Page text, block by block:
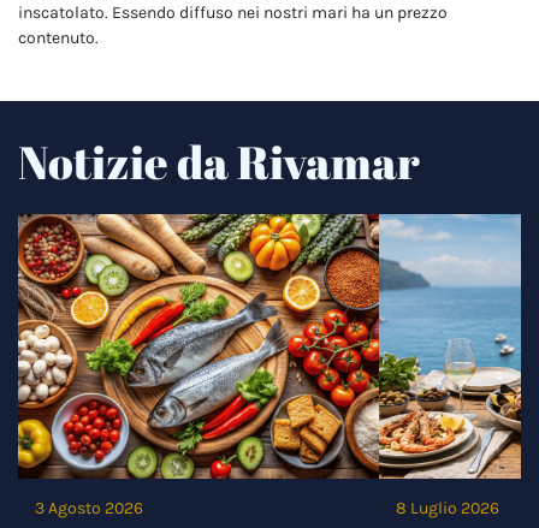
inscatolato. Essendo diffuso nei nostri mari ha un prezzo
contenuto.
Notizie da Rivamar
3 Agosto 2026 8 Luglio 2026